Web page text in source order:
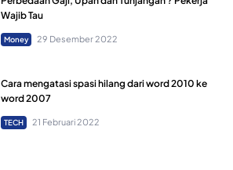
Wajib Tau
Money 29 Desember 2022
Cara mengatasi spasi hilang dari word 2010 ke
word 2007
TECH 21 Februari 2022